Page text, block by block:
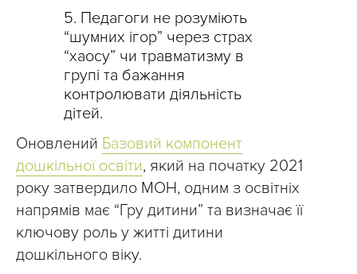
Педагоги не розуміють
“шумних ігор” через страх
“хаосу” чи травматизму в
групі та бажання
контролювати діяльність
дітей.
Оновлений Базовий компонент
дошкільної освіти, який на початку 2021
року затвердило МОН, одним з освітніх
напрямів має “Гру дитини” та визначає її
ключову роль у житті дитини
дошкільного віку.